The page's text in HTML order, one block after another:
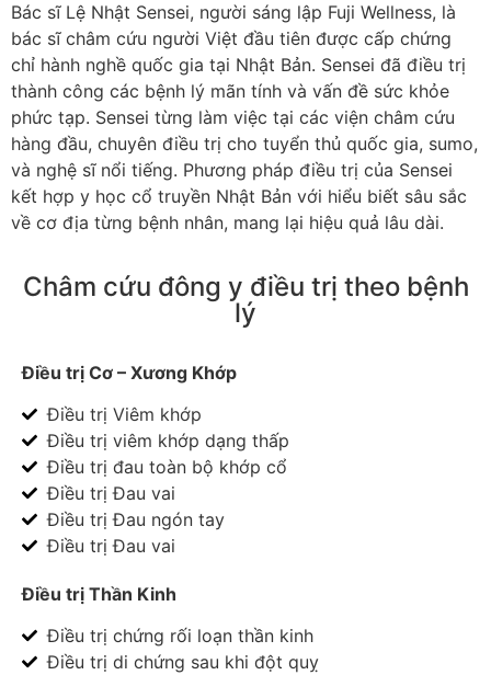
Bác sĩ Lệ Nhật Sensei, người sáng lập Fuji Wellness, là
bác sĩ châm cứu người Việt đầu tiên được cấp chứng
chỉ hành nghề quốc gia tại Nhật Bản. Sensei đã điều trị
thành công các bệnh lý mãn tính và vấn đề sức khỏe
phức tạp. Sensei từng làm việc tại các viện châm cứu
hàng đầu, chuyên điều trị cho tuyển thủ quốc gia, sumo,
và nghệ sĩ nổi tiếng. Phương pháp điều trị của Sensei
kết hợp y học cổ truyền Nhật Bản với hiểu biết sâu sắc
về cơ địa từng bệnh nhân, mang lại hiệu quả lâu dài.
Châm cứu đông y điều trị theo bệnh
lý
Điều trị Cơ – Xương Khớp
Điều trị Viêm khớp
Điều trị viêm khớp dạng thấp
Điều trị đau toàn bộ khớp cổ
Điều trị Đau vai
Điều trị Đau ngón tay
Điều trị Đau vai
Điều trị Thần Kinh
Điều trị chứng rối loạn thần kinh
Điều trị di chứng sau khi đột quỵ